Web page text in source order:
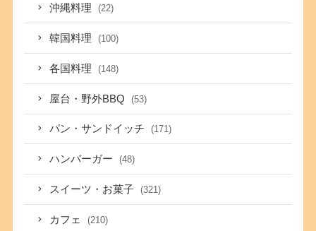
沖縄料理 (22)
韓国料理 (100)
各国料理 (148)
屋台・野外BBQ (53)
パン・サンドイッチ (171)
ハンバーガー (48)
スイーツ・お菓子 (321)
カフェ (210)